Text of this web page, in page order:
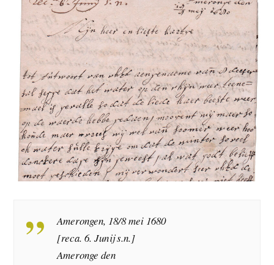
Amerongen, 18/8 mei 1680
[reca. 6. Junij s.n.]
Ameronge den